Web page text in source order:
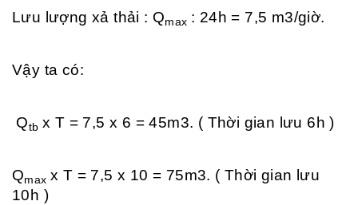
Lưu lượng xả thải : Qmax : 24h = 7,5 m3/giờ.
Vậy ta có:
Qtbx T = 7,5 x 6 = 45m3. ( Thời gian lưu 6h )
Qmaxx T = 7,5 x 10 = 75m3. ( Thời gian lưu
10h )